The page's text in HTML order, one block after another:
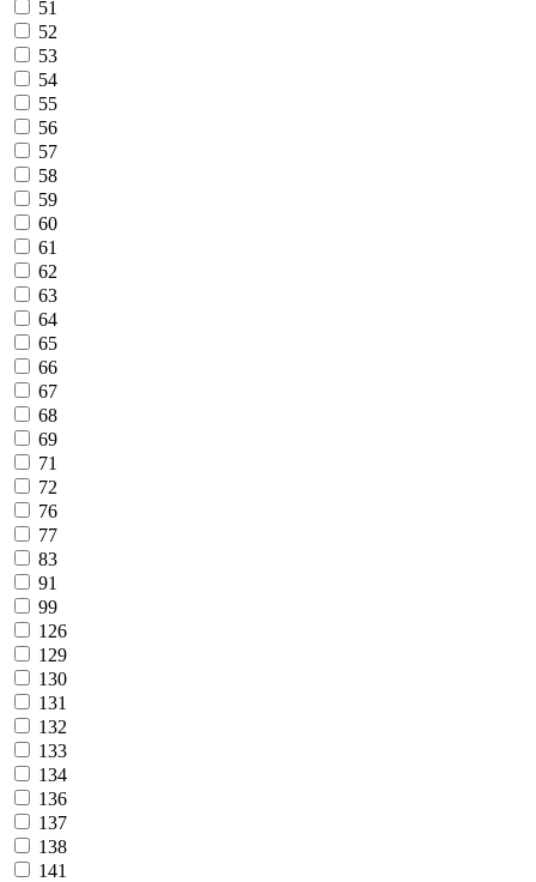
51
52
53
54
55
56
57
58
59
60
61
62
63
64
65
66
67
68
69
71
72
76
77
83
91
99
126
129
130
131
132
133
134
136
137
138
141